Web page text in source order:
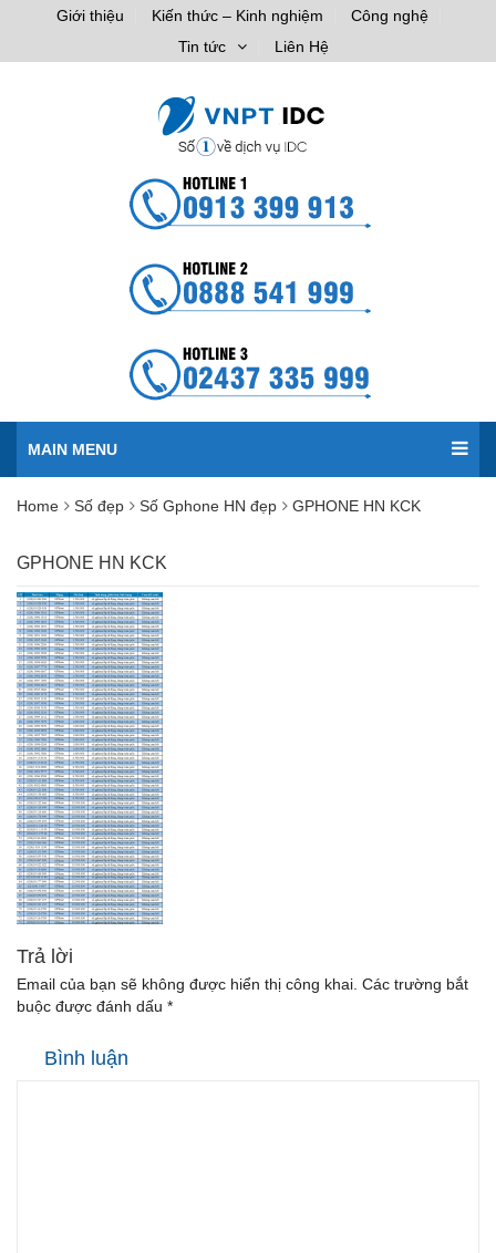
Giới thiệu Kiến thức – Kinh nghiệm
Công nghệ
Tin tức
Liên Hệ
MAIN MENU
Home Số đẹp Số Gphone HN đẹp GPHONE HN KCK
GPHONE HN KCK
Trả lời
Email của bạn sẽ không được hiển thị công khai. Các trường bắt
buộc được đánh dấu *
Bình luận